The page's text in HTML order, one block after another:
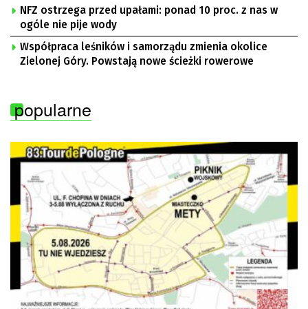
NFZ ostrzega przed upałami: ponad 10 proc. z nas w
ogóle nie pije wody
Współpraca leśników i samorządu zmienia okolice
Zielonej Góry. Powstają nowe ścieżki rowerowe
popularne